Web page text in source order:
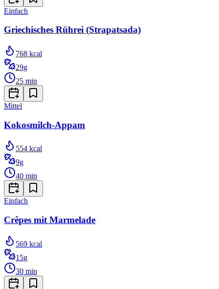
Einfach
Griechisches Rührei (Strapatsada)
768 kcal
29g
25 min
Mittel
Kokosmilch-Appam
554 kcal
9g
40 min
Einfach
Crêpes mit Marmelade
569 kcal
15g
30 min